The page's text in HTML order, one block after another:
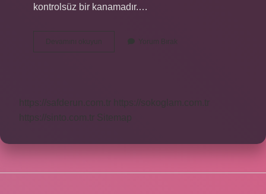
kontrolsüz bir kanamadır.…
Devamını okuyun
Zarı
Yorum Bırak
https://safderun.com.tr
https://sokoglam.com.tr
https://sinto.com.tr
Sitemap